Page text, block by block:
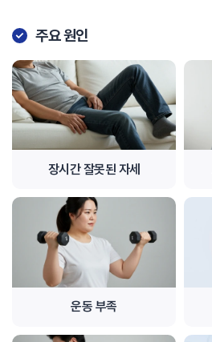
주요 원인
장시간 잘못된 자세
운동 부족